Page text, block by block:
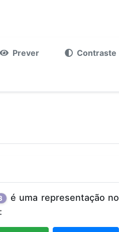
Prever Contraste
é uma representação no